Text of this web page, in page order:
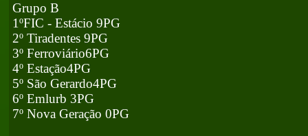
Grupo B
1ºFIC - Estácio 9PG
2º Tiradentes 9PG
3º Ferroviário6PG
4º Estação4PG
5º São Gerardo4PG
6º Emlurb 3PG
7º Nova Geração 0PG